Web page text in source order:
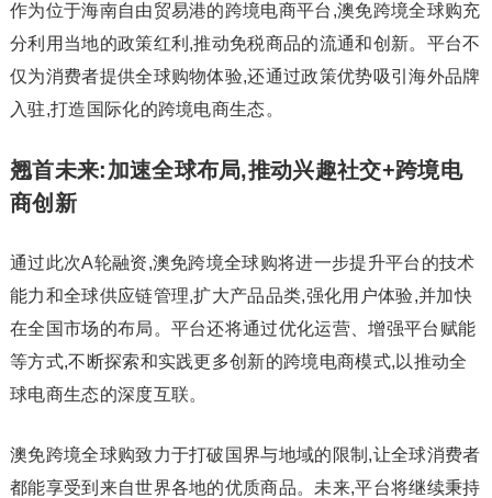
作为位于海南自由贸易港的跨境电商平台,澳免跨境全球购充
分利用当地的政策红利,推动免税商品的流通和创新。平台不
仅为消费者提供全球购物体验,还通过政策优势吸引海外品牌
入驻,打造国际化的跨境电商生态。
翘首未来:加速全球布局,推动兴趣社交+跨境电
商创新
通过此次A轮融资,澳免跨境全球购将进一步提升平台的技术
能力和全球供应链管理,扩大产品品类,强化用户体验,并加快
在全国市场的布局。平台还将通过优化运营、增强平台赋能
等方式,不断探索和实践更多创新的跨境电商模式,以推动全
球电商生态的深度互联。
澳免跨境全球购致力于打破国界与地域的限制,让全球消费者
都能享受到来自世界各地的优质商品。未来,平台将继续秉持